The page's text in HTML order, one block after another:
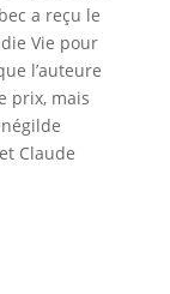
a reçu le
Vie pour
l’auteure
prix, mais
Claude